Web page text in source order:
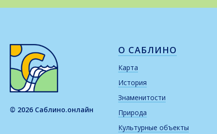
© 2026 Саблино.онлайн
О САБЛИНО
Карта
История
Знаменитости
Природа
Культурные объекты